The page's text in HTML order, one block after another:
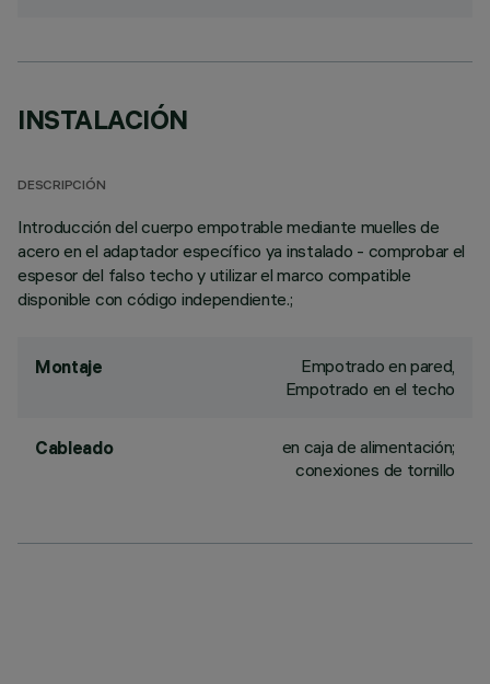
INSTALACIÓN
DESCRIPCIÓN
Introducción del cuerpo empotrable mediante muelles de
acero en el adaptador específico ya instalado - comprobar el
espesor del falso techo y utilizar el marco compatible
disponible con código independiente.;
Montaje
Empotrado en pared,
Empotrado en el techo
Cableado
en caja de alimentación;
conexiones de tornillo